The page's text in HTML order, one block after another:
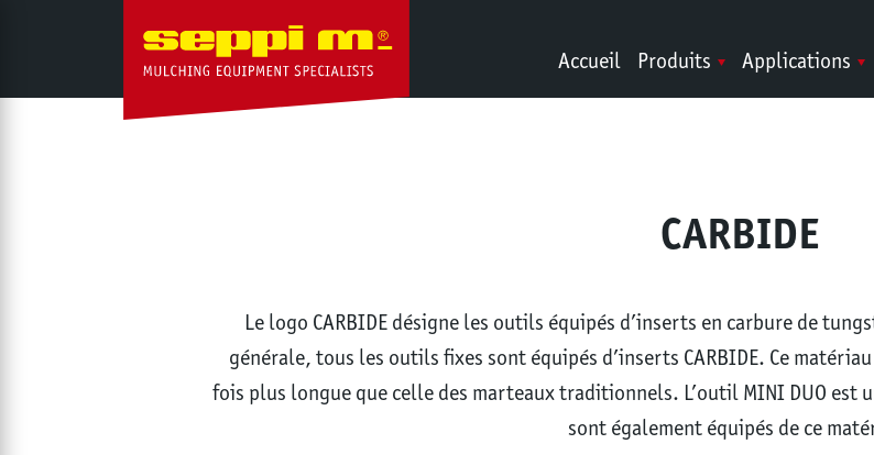
Accueil Produits Applications
CARBIDE
Le logo CARBIDE désigne les outils équipés d’inserts en carbure de
générale, tous les outils fixes sont équipés d’inserts CARBIDE. Ce
fois plus longue que celle des marteaux traditionnels. L’outil MINI DUO est
sont également équipés de ce